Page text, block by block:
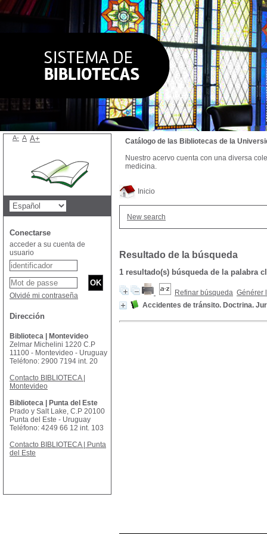
Inicio
New search
Resultado de la búsqueda
1 resultado(s) búsqueda de la palabra
Refinar búsqueda Générer
Accidentes de tránsito. Doctrina.
Catálogo de las Bibliotecas de la
Nuestro acervo cuenta con una diversa
medicina.
A- A A+
Conectarse
acceder a su cuenta de
usuario
Olvidé mi contraseña
Dirección
Biblioteca | Montevideo
Zelmar Michelini 1220 C.P
11100 - Montevideo - Uruguay
Teléfono: 2900 7194 int. 20
Contacto BIBLIOTECA |
Montevideo
Biblioteca | Punta del Este
Prado y Salt Lake, C.P 20100
Punta del Este - Uruguay
Teléfono: 4249 66 12 int. 103
Contacto BIBLIOTECA | Punta
del Este